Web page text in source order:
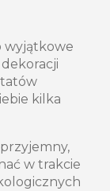
wyjątkowe
kilka
w trakcie